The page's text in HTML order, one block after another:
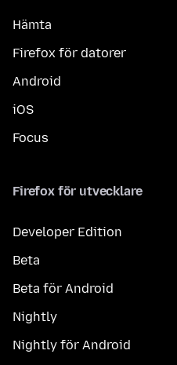
Hämta
Firefox för datorer
Android
iOS
Focus
Firefox för utvecklare
Developer Edition
Beta
Beta för Android
Nightly
Nightly för Android